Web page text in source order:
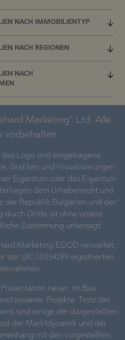
NACH IMMOBILIENTYP
NACH REGIONEN
NACH
Marketing“ Ltd. Alle
vorbehalten.
das Logo sind eingetragene
Grafiken und Visualisierungen
Eigentum oder das Eigentum
dem Urheberrecht und
der Republik Bulgarien und der
durch Dritte ist ohne unsere
Zustimmung untersagt.
Marketing EOOD verwaltet,
der UIC 131254299 registrierten
neuer, im Bau
Projekte. Trotz der
sind einige der dargestellten
der Marktdynamik und der
mit den vorgestellten